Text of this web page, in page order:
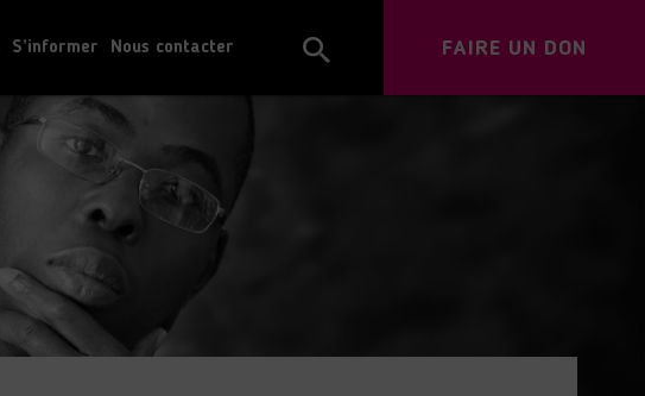
S’informer Nous contacter FAIRE UN DON